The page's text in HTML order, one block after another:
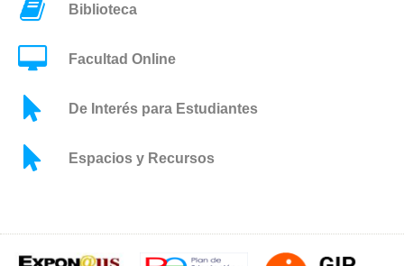
Biblioteca
Facultad Online
De Interés para Estudiantes
Espacios y Recursos